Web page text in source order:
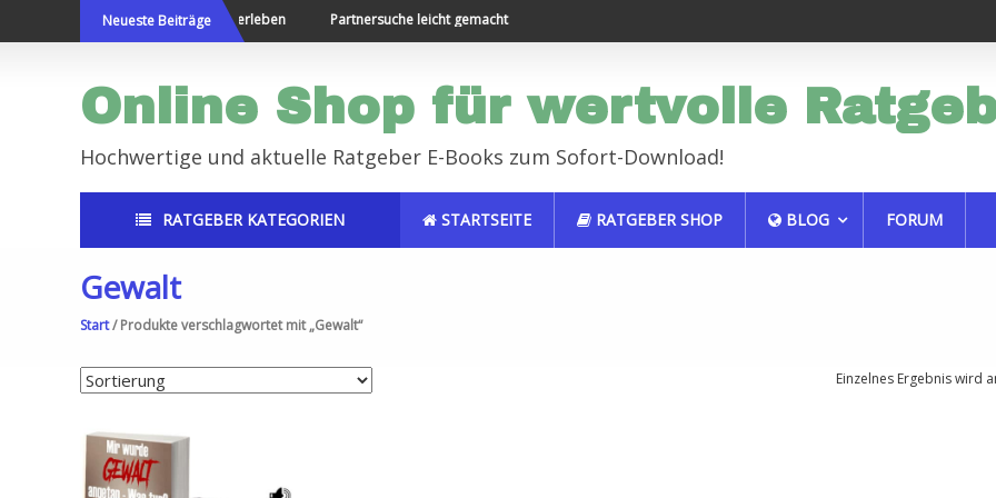
zum
Neueste Beiträge
Die Welt bereisen und Neues erleben Partnersuche leicht gemacht
Online Shop für wertvolle
Hochwertige und aktuelle Ratgeber E-Books zum Sofort-Download!
RATGEBER KATEGORIEN STARTSEITE RATGEBER SHOP BLOG FORUM
Gewalt
Start/ Produkte verschlagwortet mit „Gewalt“
Einzelnes Ergebnis wird